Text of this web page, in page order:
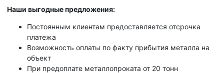
Наши выгодные предложения:
Постоянным клиентам предоставляется отсрочка
платежа
Возможность оплаты по факту прибытия металла на
объект
При предоплате металлопроката от 20 тонн